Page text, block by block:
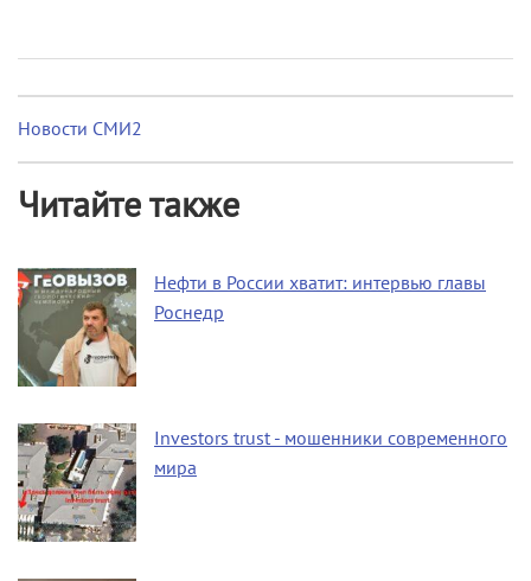
Новости СМИ2
Читайте также
Нефти в России хватит: интервью главы
Роснедр
Investors trust - мошенники современного
мира